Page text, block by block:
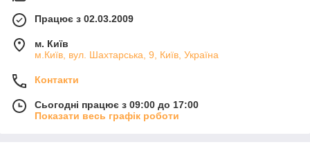
Працює з 02.03.2009
м. Київ
м.Київ, вул. Шахтарська, 9, Київ, Україна
Контакти
Сьогодні працює з 09:00 до 17:00
Показати весь графік роботи